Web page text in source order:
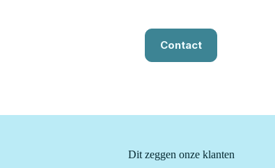
Contact
Dit zeggen onze klanten